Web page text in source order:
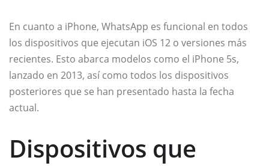
En cuanto a iPhone, WhatsApp es funcional en todos
los dispositivos que ejecutan iOS 12 o versiones más
recientes. Esto abarca modelos como el iPhone 5s,
lanzado en 2013, así como todos los dispositivos
posteriores que se han presentado hasta la fecha
actual.
Dispositivos que